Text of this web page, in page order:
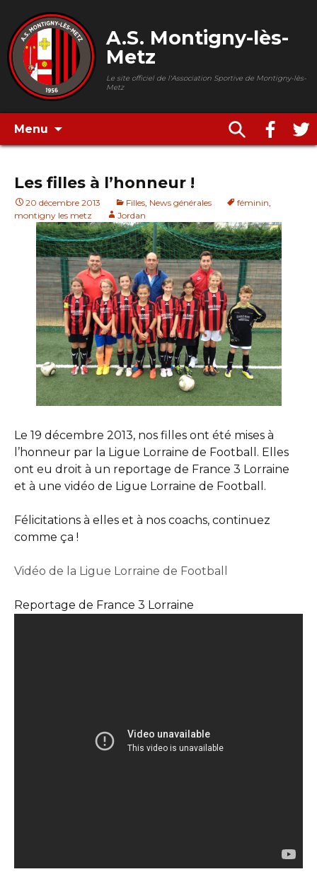
A.S. Montigny-lès-
Metz
Le site officiel de l'Association Sportive de Montigny-lès-
Metz
Menu
Les filles à l’honneur !
20 décembre 2013 Filles, News générales féminin,
montigny les metz
Jordan
Le 19 décembre 2013, nos filles ont été mises à
l’honneur par la Ligue Lorraine de Football. Elles
ont eu droit à un reportage de France 3 Lorraine
et à une vidéo de Ligue Lorraine de Football.
Félicitations à elles et à nos coachs, continuez
comme ça !
Vidéo de la Ligue Lorraine de Football
Reportage de France 3 Lorraine